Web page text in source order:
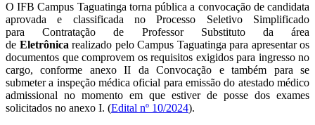
O IFB Campus Taguatinga torna pública a convocação de candidata
aprovada e classificada no Processo Seletivo Simplificado
para Contratação de Professor Substituto da área
de Eletrônica realizado pelo Campus Taguatinga para apresentar os
documentos que comprovem os requisitos exigidos para ingresso no
cargo, conforme anexo II da Convocação e também para se
submeter a inspeção médica oficial para emissão do atestado médico
admissional no momento em que estiver de posse dos exames
solicitados no anexo I. (Edital nº 10/2024).